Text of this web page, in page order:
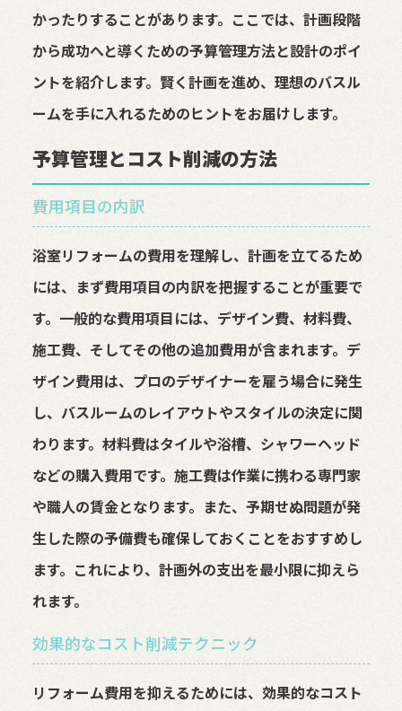
かったりすることがあります。ここでは、計画段階
から成功へと導くための予算管理方法と設計のポイ
ントを紹介します。賢く計画を進め、理想のバスル
ームを手に入れるためのヒントをお届けします。
予算管理とコスト削減の方法
費用項目の内訳
浴室リフォームの費用を理解し、計画を立てるため
には、まず費用項目の内訳を把握することが重要で
す。一般的な費用項目には、デザイン費、材料費、
施工費、そしてその他の追加費用が含まれます。デ
ザイン費用は、プロのデザイナーを雇う場合に発生
し、バスルームのレイアウトやスタイルの決定に関
わります。材料費はタイルや浴槽、シャワーヘッド
などの購入費用です。施工費は作業に携わる専門家
や職人の賃金となります。また、予期せぬ問題が発
生した際の予備費も確保しておくことをおすすめし
ます。これにより、計画外の支出を最小限に抑えら
れます。
効果的なコスト削減テクニック
リフォーム費用を抑えるためには、効果的なコスト